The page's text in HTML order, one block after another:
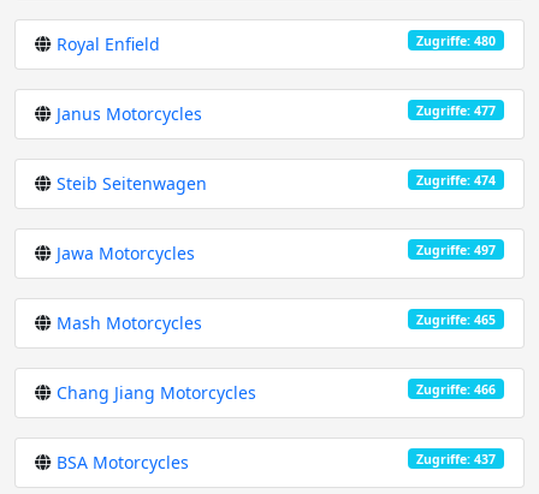
Royal Enfield Zugriffe: 480
Janus Motorcycles Zugriffe: 477
Steib Seitenwagen Zugriffe: 474
Jawa Motorcycles Zugriffe: 497
Mash Motorcycles Zugriffe: 465
Chang Jiang Motorcycles Zugriffe: 466
BSA Motorcycles Zugriffe: 437